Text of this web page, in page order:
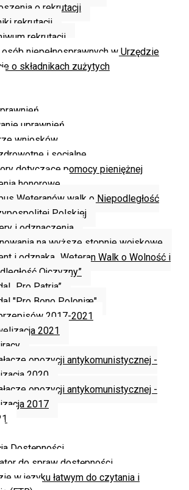
o rekrutacji
rekrutacji
rekrutacji
osób niepełnosprawnych w Urzędzie
o składnikach zużytych
uprawnień
wniosków
i socjalne
dotyczące pomocy pieniężnej
honorowe
Weteranów walk o Niepodległość
Polskiej
i odznaczenia
na wyższe stopnie wojskowe
i odznaka „Weteran Walk o Wolność i
Ojczyzny”
„Pro Patria”
"Pro Bono Poloniæ"
2017-2021
2021
opozycji antykomunistycznej -
2020
opozycji antykomunistycznej -
2017
Dostępności
do spraw dostępności
w języku łatwym do czytania i